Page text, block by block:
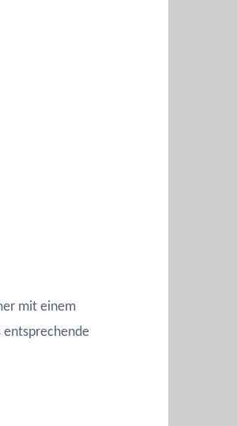
mit einem
entsprechende